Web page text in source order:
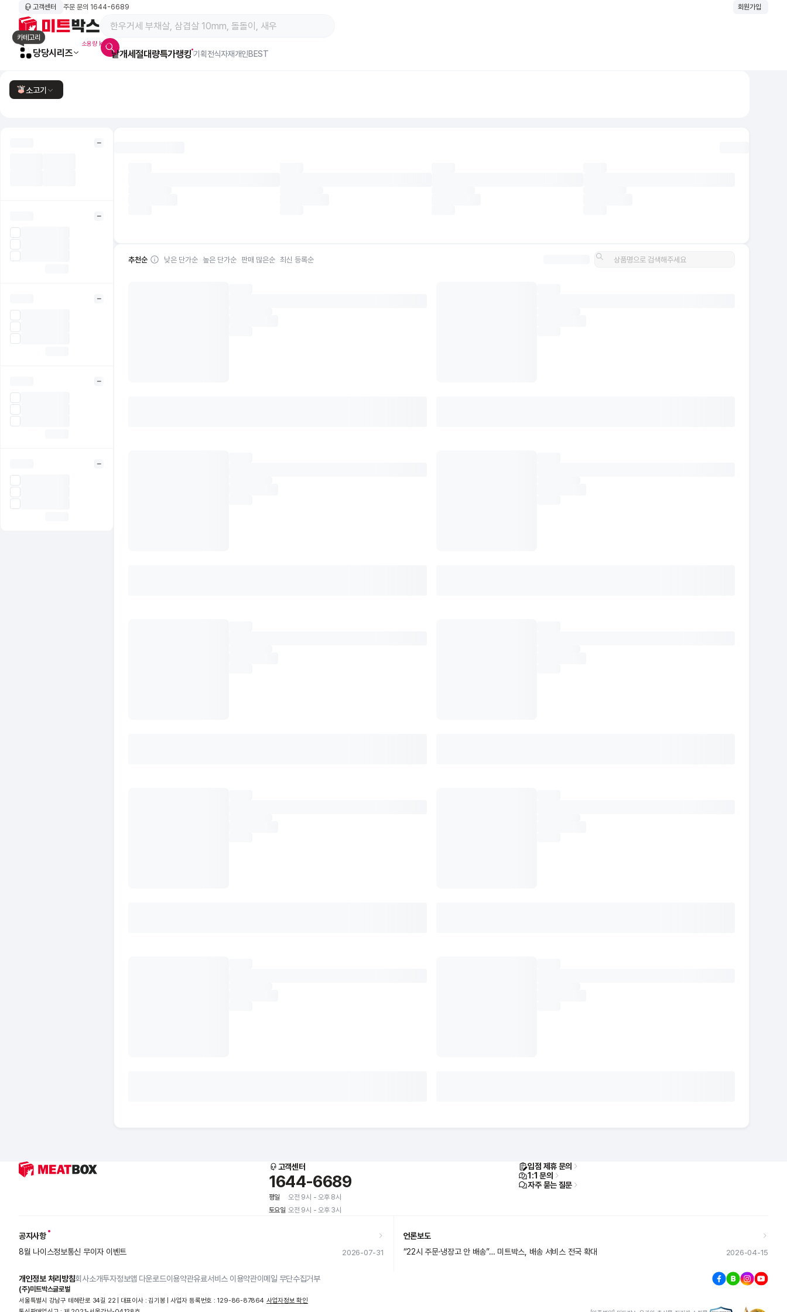
고객센터 주문 문의 1644-6689 회원가입
메인 페이지 바로가기
카테고리
당당시리즈
소용량 kg육
낱개세절대량특가랭킹알람아이콘
기획전식자재개인BEST
소고기
추천순 낮은 단가순 높은 단가순 판매 많은순 최신 등록순
고객센터
1644-6689
평일
오전 9시 - 오후 8시
토요일 오전 9시 - 오후 3시
입점 제휴 문의
1:1 문의
자주 묻는 질문
공지사항
8월 나이스정보통신 무이자 이벤트
2026-07-31
언론보도
“22시 주문·냉장고 안 배송”… 미트박스, 배송 서비스 전국 확대
2026-04-15
개인정보 처리방침회사소개투자정보앱 다운로드이용약관유료서비스 이용약관이메일 무단수집거부
(주)미트박스글로벌
서울특별시 강남구 테헤란로 34길 22 | 대표이사 : 김기봉 | 사업자 등록번호 : 129-86-87864 사업자정보 확인